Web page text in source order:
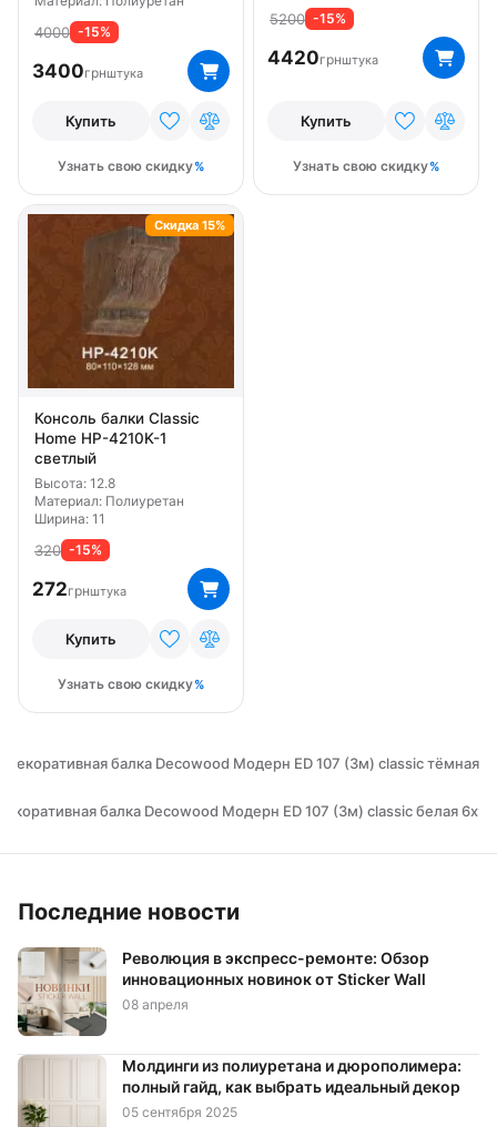
4000 -15%
3400грнштука
Купить
Узнать свою скидку
5200 -15%
4420грнштука
Купить
Узнать свою скидку
Консоль балки Classic
Home HP-4210K-1
светлый
Высота: 12.8
Материал: Полиуретан
Ширина: 11
320 -15%
272грнштука
Купить
Узнать свою скидку
Скидка 15%
балка Decowood Модерн ED 107 (3м) classic тёмная
балка Decowood Модерн ED 107 (3м) classic белая 6х9
Последние новости
Революция в экспресс-ремонте: Обзор
инновационных новинок от Sticker Wall
08 апреля
Молдинги из полиуретана и дюрополимера:
полный гайд, как выбрать идеальный декор
05 сентября 2025